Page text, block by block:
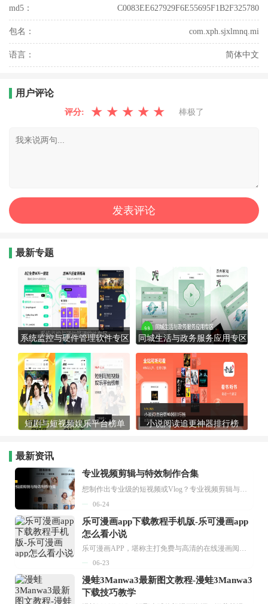
md5： C0083EE627929F6E55695F1B2F325780
包名： com.xph.sjxlmnq.mi
语言： 简体中文
用户评论
评分: ★ ★ ★ ★ ★ 棒极了
最新专题
系统监控与硬件管理软件专区 同城生活与政务服务应用专区
短剧与短视频娱乐平台榜单 小说阅读追更神器排行榜
最新资讯
专业视频剪辑与特效制作合集
想制作出专业级的短视频或Vlog？专业视频剪辑与特效制作大全专题为你提供了从剪辑、抠像到特效包装的全套解决方案。无论是添加炫酷的片头、进行精准的视频抠图，还是制...
06-24
乐可漫画app下载教程手机版-乐可漫画app
怎么看小说
乐可漫画APP，堪称主打免费与高清的在线漫画阅读神器。其官方版提供海量完整版漫画资源，无论是国内漫画，还是日漫、韩漫、台漫、美漫等国外漫画，应有尽有，随时供你阅读。只需轻点一下，便能直接进入阅读界面。不仅如此，乐可漫画最新版本更新速度极快，在这里，你总能抢先看到全网一手漫画章节内容！...
06-23
漫蛙3Manwa3最新图文教程-漫蛙3Manwa3
下载技巧教学